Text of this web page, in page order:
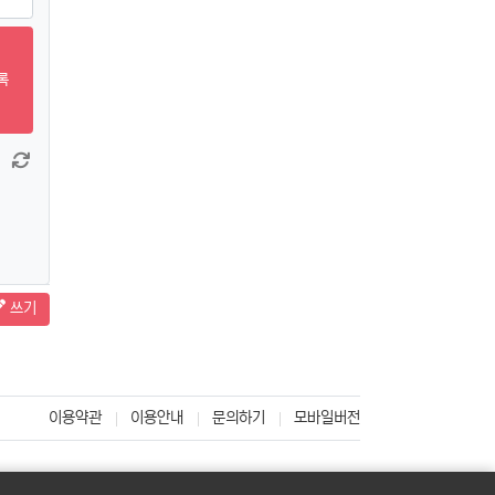
늘이기
댓글창 줄이기
쓰기
이용약관 이용안내 문의하기 모바일버전